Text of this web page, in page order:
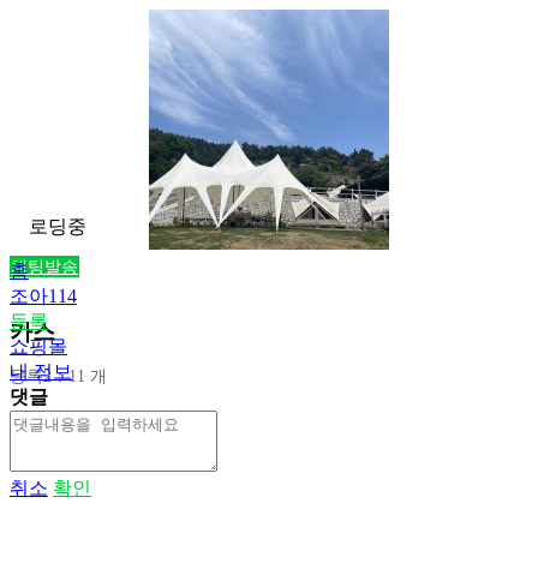
채팅발송
카스
등록2：11 개
로딩중
홈
조아114
등록
쇼핑몰
내 정보
댓글
취소 확인